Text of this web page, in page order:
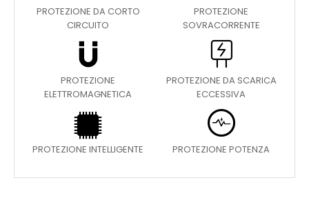
PROTEZIONE DA CORTO
CIRCUITO
PROTEZIONE
SOVRACORRENTE
PROTEZIONE
ELETTROMAGNETICA
PROTEZIONE DA SCARICA
ECCESSIVA
PROTEZIONE INTELLIGENTE PROTEZIONE POTENZA